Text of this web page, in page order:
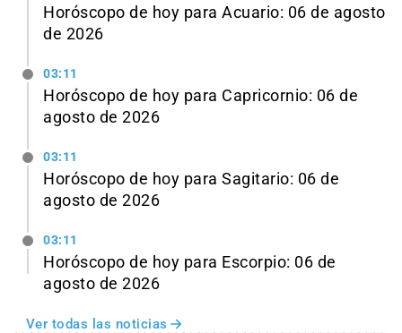
Horóscopo de hoy para Acuario: 06 de agosto
de 2026
03:11
Horóscopo de hoy para Capricornio: 06 de
agosto de 2026
03:11
Horóscopo de hoy para Sagitario: 06 de
agosto de 2026
03:11
Horóscopo de hoy para Escorpio: 06 de
agosto de 2026
Ver todas las noticias